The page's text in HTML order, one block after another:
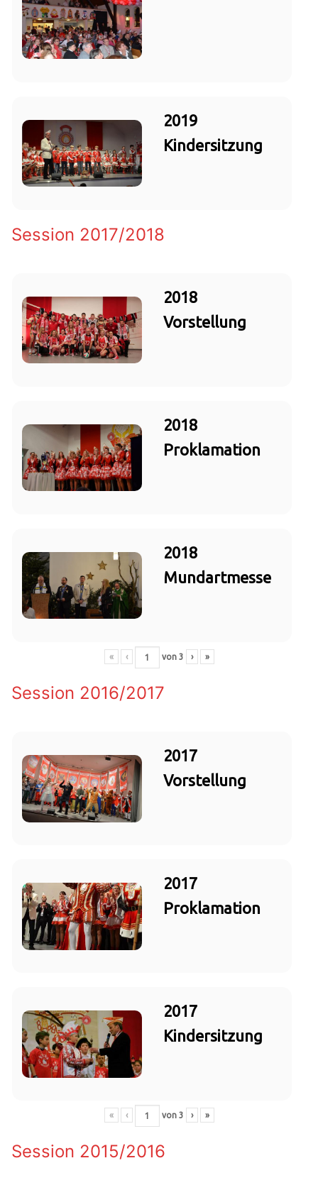
2019
Kindersitzung
Session 2017/2018
2018
Vorstellung
2018
Proklamation
2018
Mundartmesse
« ‹ von 3 › »
Session 2016/2017
2017
Vorstellung
2017
Proklamation
2017
Kindersitzung
« ‹ von 3 › »
Session 2015/2016